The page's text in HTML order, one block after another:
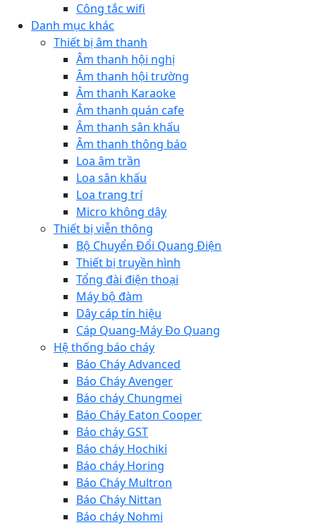
Công tắc wifi
Danh mục khác
Thiết bị âm thanh
Âm thanh hội nghị
Âm thanh hội trường
Âm thanh Karaoke
Âm thanh quán cafe
Âm thanh sân khấu
Âm thanh thông báo
Loa âm trần
Loa sân khấu
Loa trang trí
Micro không dây
Thiết bị viễn thông
Bộ Chuyển Đổi Quang Điện
Thiết bị truyền hình
Tổng đài điện thoại
Máy bộ đàm
Dây cáp tín hiệu
Cáp Quang-Máy Đo Quang
Hệ thống báo cháy
Báo Cháy Advanced
Báo Cháy Avenger
Báo cháy Chungmei
Báo Cháy Eaton Cooper
Báo cháy GST
Báo cháy Hochiki
Báo cháy Horing
Báo Cháy Multron
Báo Cháy Nittan
Báo cháy Nohmi